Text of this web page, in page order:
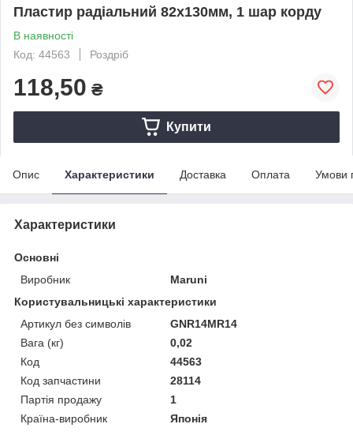
Пластир радiальний 82х130мм, 1 шар корду
В наявності
Код: 44563
Роздріб
118,50 ₴
Купити
Опис Характеристики Доставка Оплата Умови
Характеристики
Основні
Виробник
Maruni
Користувальницькі характеристики
Артикул без символів
GNR14MR14
Вага (кг)
0,02
Код
44563
Код запчастини
28114
Партія продажу
1
Країна-виробник
Японія